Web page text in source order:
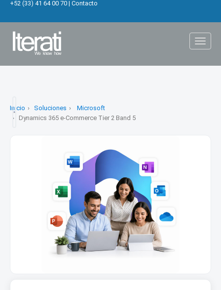
+52 (33) 41 64 00 70 | Contacto
Inicio Soluciones
Microsoft
Dynamics 365 e-Commerce Tier 2 Band 5